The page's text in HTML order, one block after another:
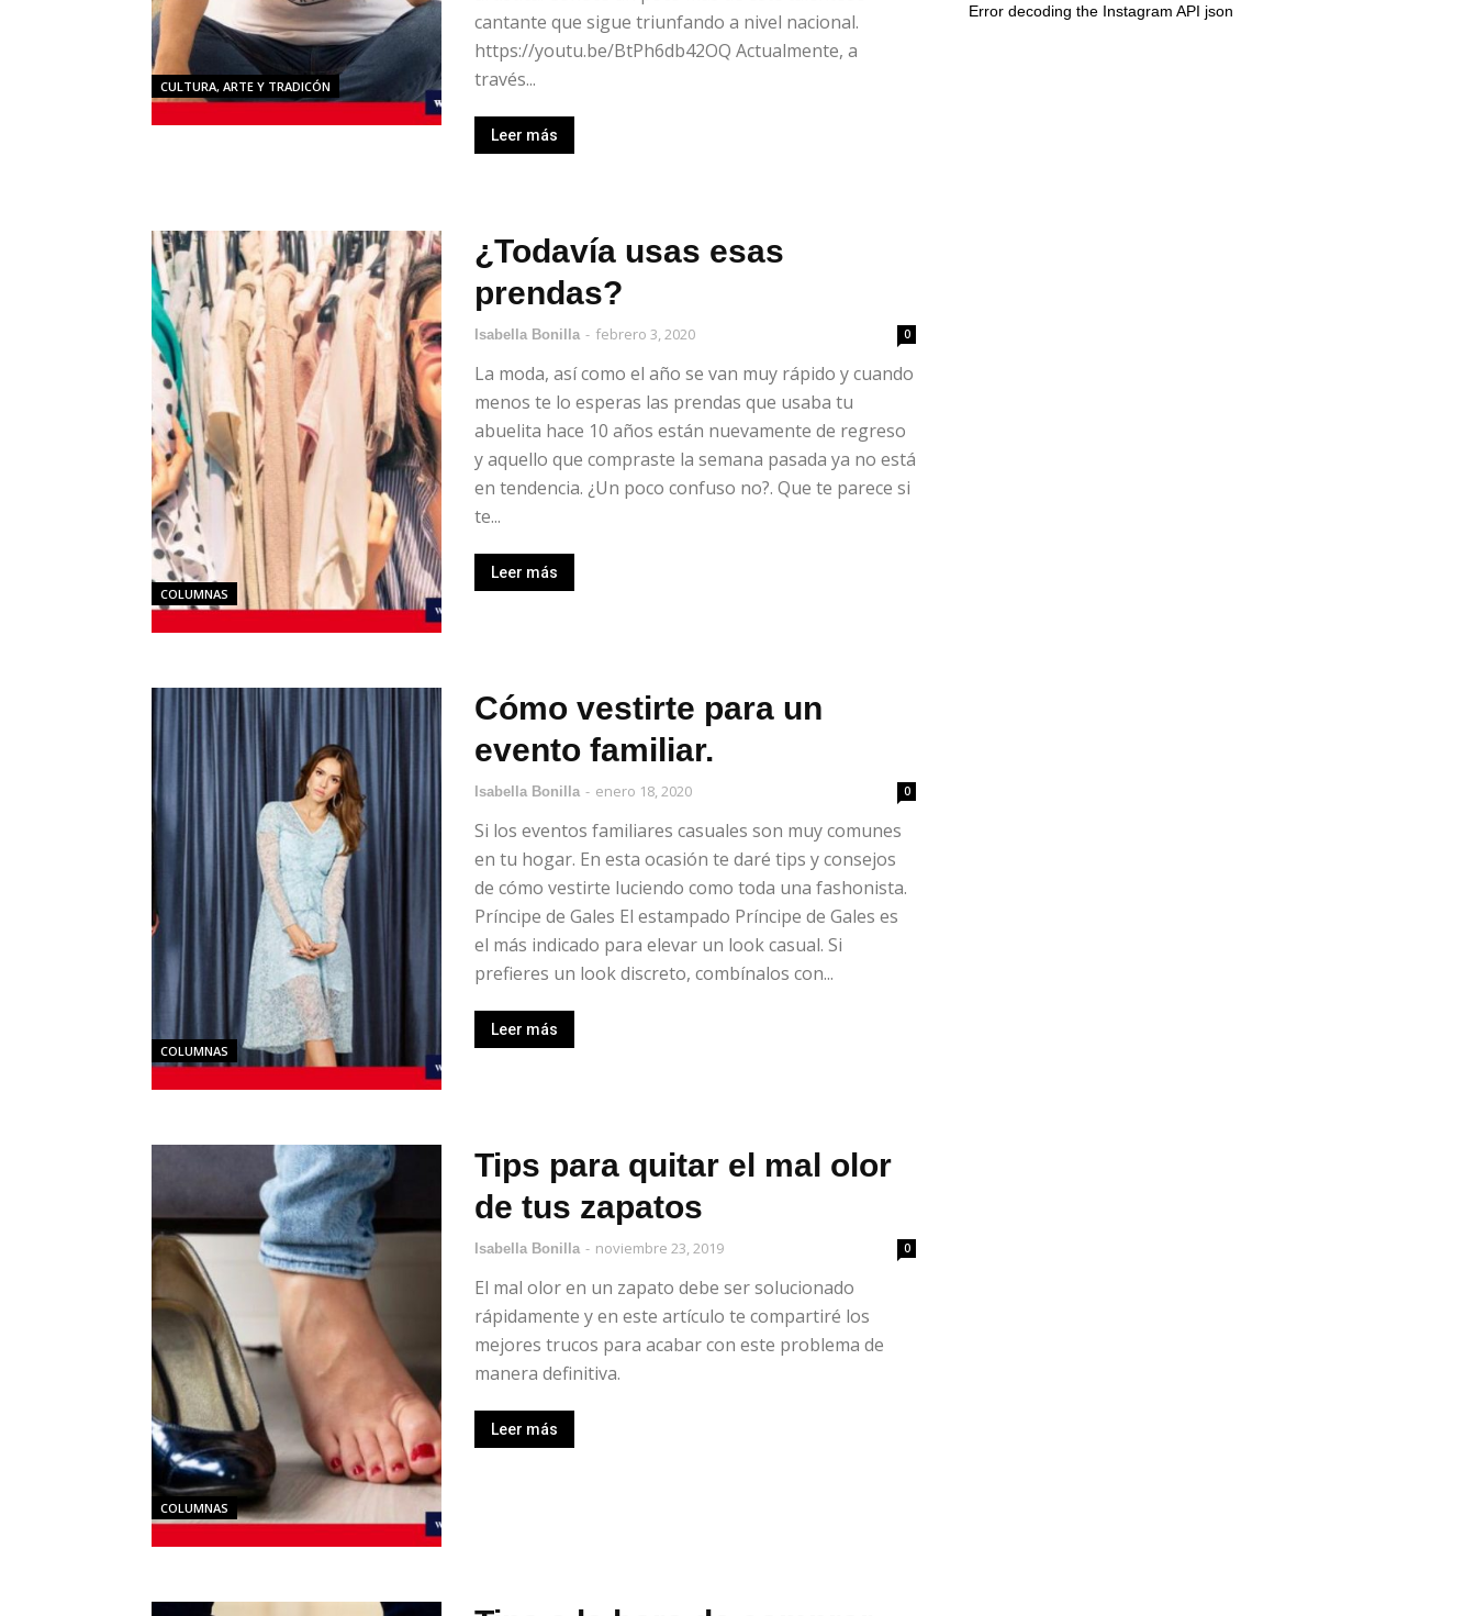
CULTURA, ARTE Y TRADICÓN
cantante que sigue triunfando a nivel nacional.
https://youtu.be/BtPh6db42OQ Actualmente, a
través...
Leer más
COLUMNAS
¿Todavía usas esas
prendas?
Isabella Bonilla - febrero 3, 2020 0
La moda, así como el año se van muy rápido y cuando
menos te lo esperas las prendas que usaba tu
abuelita hace 10 años están nuevamente de regreso
y aquello que compraste la semana pasada ya no está
en tendencia. ¿Un poco confuso no?. Que te parece si
te...
Leer más
COLUMNAS
Cómo vestirte para un
evento familiar.
Isabella Bonilla - enero 18, 2020 0
Si los eventos familiares casuales son muy comunes
en tu hogar. En esta ocasión te daré tips y consejos
de cómo vestirte luciendo como toda una fashonista.
Príncipe de Gales El estampado Príncipe de Gales es
el más indicado para elevar un look casual. Si
prefieres un look discreto, combínalos con...
Leer más
COLUMNAS
Tips para quitar el mal olor
de tus zapatos
Isabella Bonilla - noviembre 23, 2019 0
El mal olor en un zapato debe ser solucionado
rápidamente y en este artículo te compartiré los
mejores trucos para acabar con este problema de
manera definitiva.
Leer más
Error decoding the Instagram API json